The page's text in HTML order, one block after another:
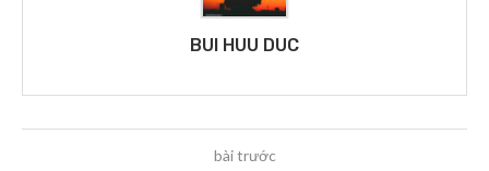
BUI HUU DUC
bài trước